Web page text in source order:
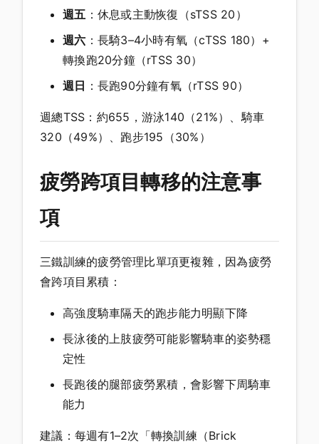
週五 ：休息或主動恢復（sTSS 20）
週六 ：長騎3–4小時有氧（cTSS 180）+
轉換跑20分鐘（rTSS 30）
週日 ：長跑90分鐘有氧（rTSS 90）
週總TSS：約655，游泳140（21%）、騎車
320（49%）、跑步195（30%）
疲勞跨項目轉移的注意事
項
三鐵訓練的疲勞管理比單項更複雜，因為疲勞
會跨項目累積：
高強度騎車隔天的跑步能力明顯下降
長泳後的上肢疲勞可能影響騎車的姿勢穩
定性
長跑後的腿部疲勞累積，會影響下周騎車
能力
建議：每週有1–2次「轉換訓練（Brick